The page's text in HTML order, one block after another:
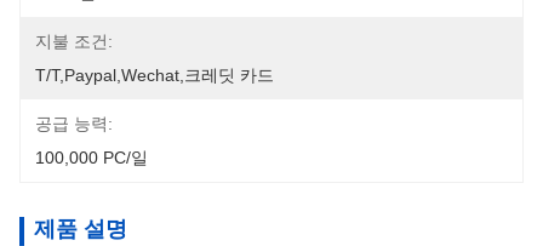
지불 조건:
T/T,Paypal,Wechat,크레딧 카드
공급 능력:
100,000 PC/일
제품 설명